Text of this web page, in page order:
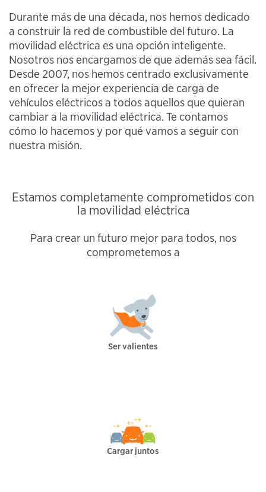
Durante más de una década, nos hemos dedicado
a construir la red de combustible del futuro. La
movilidad eléctrica es una opción inteligente.
Nosotros nos encargamos de que además sea fácil.
Desde 2007, nos hemos centrado exclusivamente
en ofrecer la mejor experiencia de carga de
vehículos eléctricos a todos aquellos que quieran
cambiar a la movilidad eléctrica. Te contamos
cómo lo hacemos y por qué vamos a seguir con
nuestra misión.
Estamos completamente comprometidos con
la movilidad eléctrica
Para crear un futuro mejor para todos, nos
comprometemos a
Ser valientes
Cargar juntos